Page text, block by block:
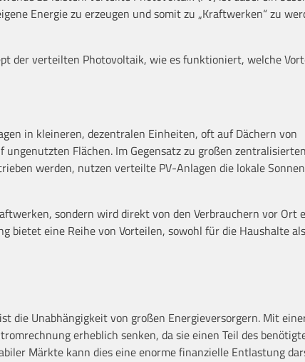
Energie zu erzeugen und somit zu „Kraftwerken“ zu
der verteilten Photovoltaik, wie es funktioniert, welche
in kleineren, dezentralen Einheiten, oft auf Dächern von
Flächen. Im Gegensatz zu großen
werden, nutzen verteilte PV-Anlagen die lokale
sondern wird direkt von den Verbrauchern vor Ort
bietet eine Reihe von Vorteilen, sowohl für die Haushalte
die Unabhängigkeit von großen Energieversorgern. Mit
erheblich senken, da sie einen Teil des
Märkte kann dies eine enorme finanzielle Entlastung